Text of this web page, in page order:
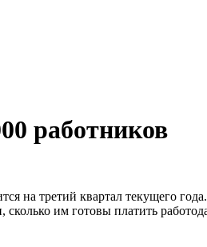
работников
на третий квартал текущего
им готовы платить